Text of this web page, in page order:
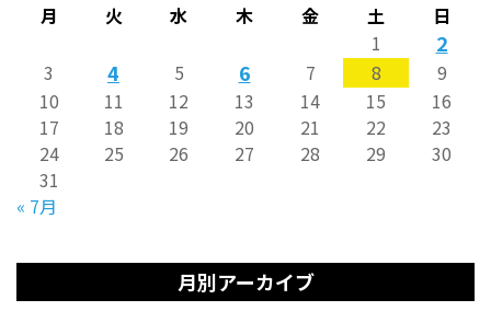
月
火 水 木 金 土 日
« 7月
1 2
3 4 5 6 7 8
9
10
11 12 13 14 15
16
17
18 19 20 21 22
23
24
25 26 27 28 29
30
31
月別アーカイブ